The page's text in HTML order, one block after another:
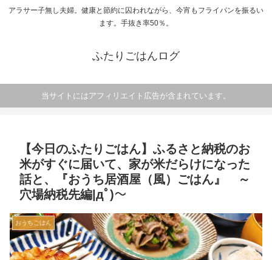
アラサー子無し夫婦。健康と節約に囚われながら、今宵もフライパンを振るい
ます。手抜き率50％。
ふたりごはんログ
当サイトにはアフィリエイト広告が含まれています。
【今日のふたりごはん】ふるさと納税のお
米がすぐに届いて、家が米だらけになった
話と、『おうち居酒屋（風）ごはん』 ～
穴場納税先編|дﾟ)～
おうちごはん